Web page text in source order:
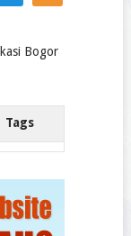
Tags